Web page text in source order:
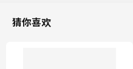
猜你喜欢